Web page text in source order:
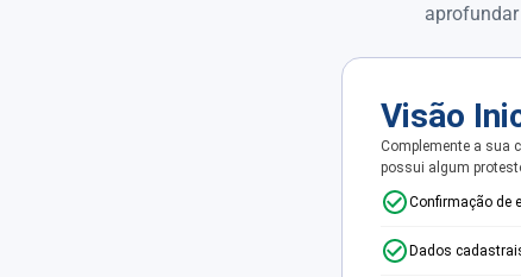
Visão
Complemente a sua
possui algum
Confirmação de
Dados